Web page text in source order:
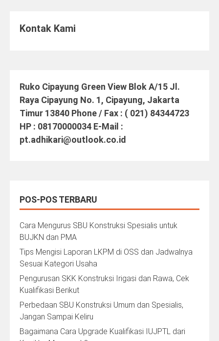
Kontak Kami
Ruko Cipayung Green View Blok A/15 Jl.
Raya Cipayung No. 1, Cipayung, Jakarta
Timur 13840 Phone / Fax : ( 021) 84344723
HP : 08170000034 E-Mail :
pt.adhikari@outlook.co.id
POS-POS TERBARU
Cara Mengurus SBU Konstruksi Spesialis untuk
BUJKN dan PMA
Tips Mengisi Laporan LKPM di OSS dan Jadwalnya
Sesuai Kategori Usaha
Pengurusan SKK Konstruksi Irigasi dan Rawa, Cek
Kualifikasi Berikut
Perbedaan SBU Konstruksi Umum dan Spesialis,
Jangan Sampai Keliru
Bagaimana Cara Upgrade Kualifikasi IUJPTL dari